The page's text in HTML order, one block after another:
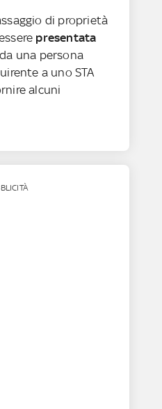
di proprietà
presentata
una persona
a uno STA
alcuni